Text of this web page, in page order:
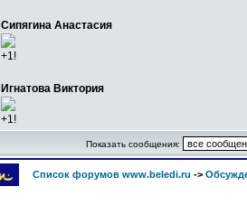
Сипягина Анастасия
+1!
Игнатова Виктория
+1!
Показать сообщения:
Список форумов www.beledi.ru ->